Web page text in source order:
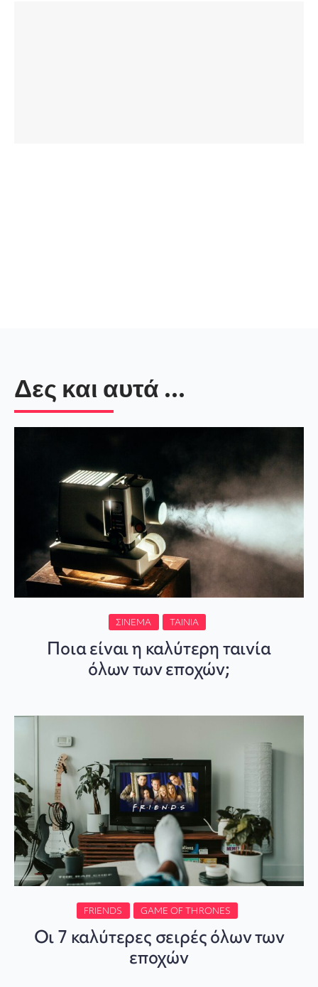
Δες και αυτά ...
ΣΙΝΕΜΆ ΤΑΙΝΊΑ
Ποια είναι η καλύτερη ταινία
όλων των εποχών;
FRIENDS GAME OF THRONES
Οι 7 καλύτερες σειρές όλων των
εποχών